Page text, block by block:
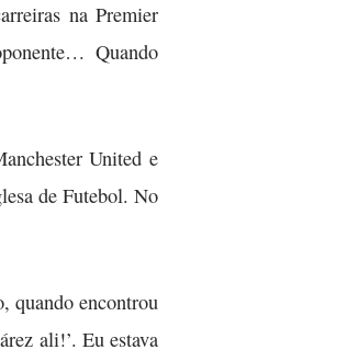
na Premier
Quando
United e
de Futebol. No
quando encontrou
ali!’. Eu estava